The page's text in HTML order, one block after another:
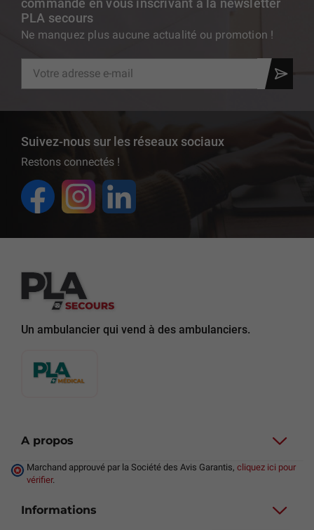
PLA secours
Ne manquez plus aucune actualité ou promotion !
Suivez-nous sur les réseaux sociaux
Restons connectés !
Un ambulancier qui vend à des ambulanciers.
A propos
Marchand approuvé par la Société des Avis Garantis, cliquez ici pour
vérifier.
Informations